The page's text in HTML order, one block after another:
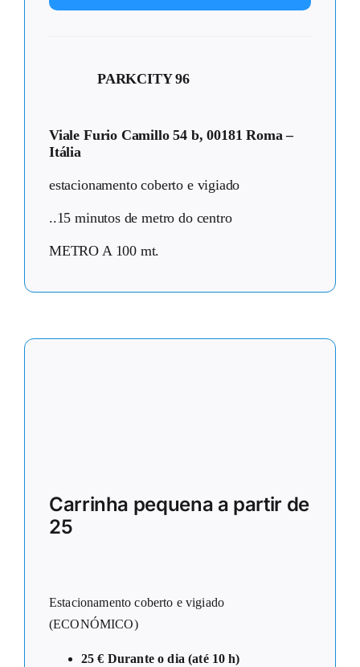
PARKCITY 96
Viale Furio Camillo 54 b, 00181 Roma –
Itália
estacionamento coberto e vigiado
..15 minutos de metro do centro
METRO A 100 mt.
Carrinha pequena a partir de
25
Estacionamento coberto e vigiado
(ECONÓMICO)
25 € Durante o dia (até 10 h)